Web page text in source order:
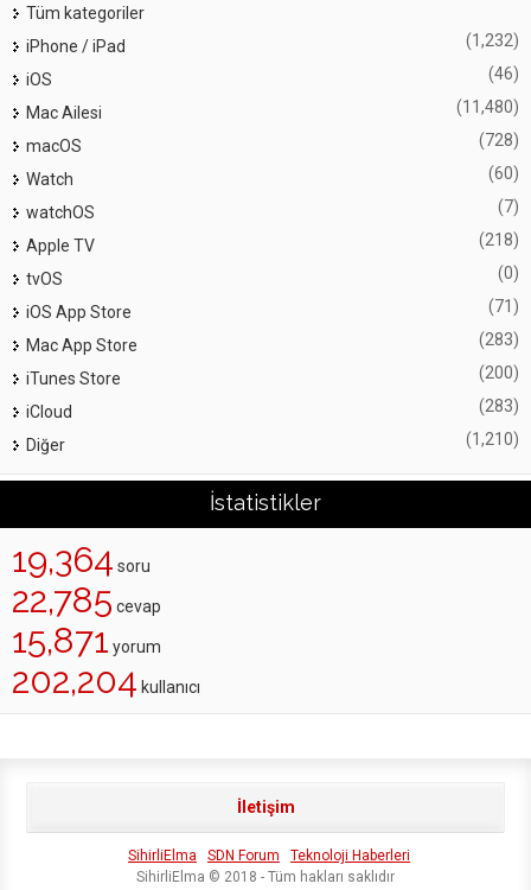
Tüm kategoriler
iPhone / iPad
(1,232)
iOS (46)
Mac Ailesi (11,480)
macOS (728)
Watch (60)
watchOS (7)
Apple TV (218)
tvOS (0)
iOS App Store (71)
Mac App Store (283)
iTunes Store (200)
iCloud (283)
Diğer (1,210)
İstatistikler
19,364 soru
22,785 cevap
15,871 yorum
202,204 kullanıcı
İletişim
SihirliElma SDN Forum
Teknoloji Haberleri
SihirliElma © 2018 - Tüm hakları saklıdır